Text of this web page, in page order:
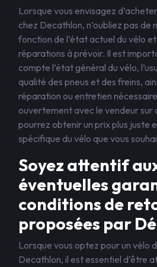
Lorsque vous envisagez
chez Decathlon, n’oubliez pas de
fonction de l’état actuel du vélo
réparations à prévoir. Il est
compte l’état général du vélo,
qualité des pneus et des freins,
réparation ou entretien
ouvertement avec le vendeur sur
pourrez obtenir un prix plus juste
spécifique du vélo que vous
Soyez attentif
éventuelles
conditions de
proposées par
Lorsque vous optez pour un vélo
Decathlon, il est essentiel d’être